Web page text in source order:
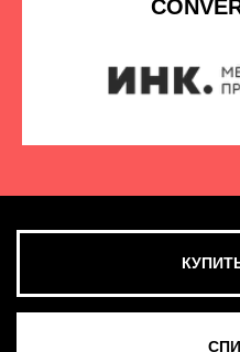
СМОТРЕТЬ ВСЕ ФОТО